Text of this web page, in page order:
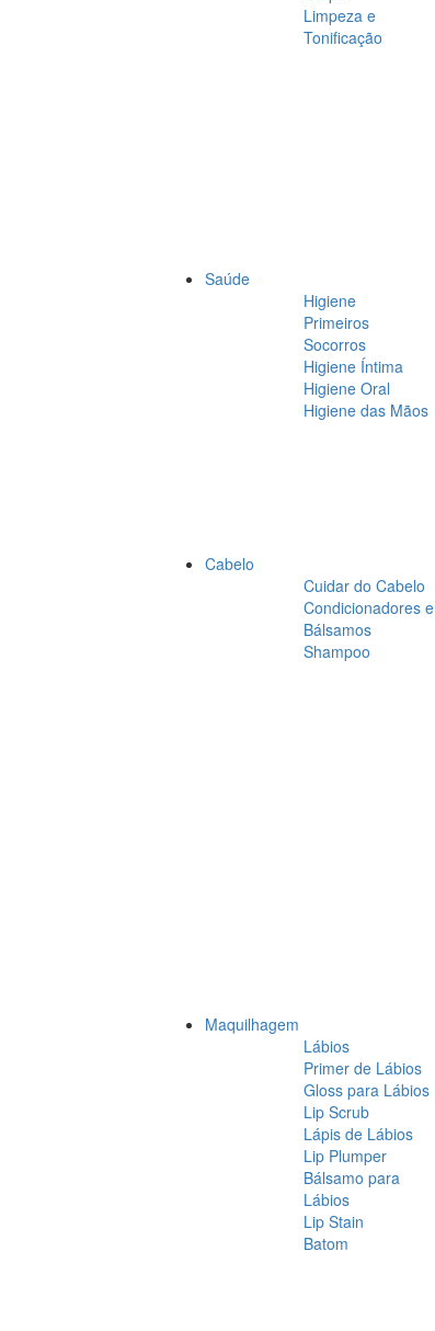
Limpeza e
Tonificação
Saúde
Higiene
Primeiros
Socorros
Higiene Íntima
Higiene Oral
Higiene das Mãos
Cabelo
Cuidar do Cabelo
Condicionadores e
Bálsamos
Shampoo
Maquilhagem
Lábios
Primer de Lábios
Gloss para Lábios
Lip Scrub
Lápis de Lábios
Lip Plumper
Bálsamo para
Lábios
Lip Stain
Batom